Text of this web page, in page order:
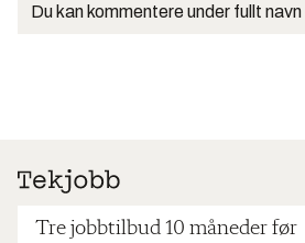
Du kan kommentere under fullt
Tre jobbtilbud 10 måneder før